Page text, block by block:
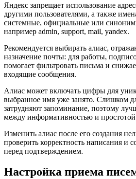
Яндекс запрещает использование
другими пользователями, а также
системные, официальные или
например admin, support, mail, yandex.
Рекомендуется выбирать алиас,
назначение почты: для работы,
помогает фильтровать письма и
входящие сообщения.
Алиас может включать цифры для
выбранное имя уже занято. Слишком
затрудняют запоминание, поэтому
между информативностью и
Изменить алиас после его создания
проверить корректность написания и
перед подтверждением.
Настройка приема